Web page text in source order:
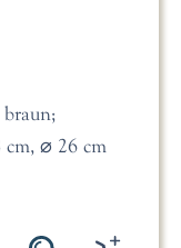
cm, ⌀ 26 cm